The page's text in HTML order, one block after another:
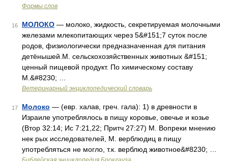
Формы слов
16 МОЛОКО — молоко, жидкость, секретируемая молочными
железами млекопитающих через 5&#151;7 суток после
родов, физиологически предназначенная для питания
детёнышей.М. сельскохозяйственных животных &#151;
ценный пищевой продукт. По химическому составу
М.&#8230; …
Ветеринарный энциклопедический словарь
17 Молоко — (евр. халав, греч. гала): 1) в древности в
Израиле употреблялось в пищу коровье, овечье и козье
(Втор 32:14; Ис 7:21,22; Притч 27:27) М. Вопреки мнению
нек рых исследователей, М. верблюдиц в пищу
употребляться не могло, т.к. верблюд животное&#8230; …